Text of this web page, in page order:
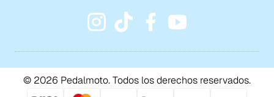
© 2026 Pedalmoto. Todos los derechos reservados.